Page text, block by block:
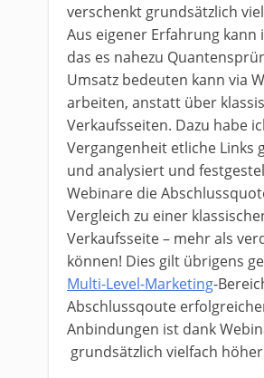
verschenkt grundsätzlich
Aus eigener Erfahrung kann
das es nahezu
Umsatz bedeuten kann via
arbeiten, anstatt über
Verkaufsseiten. Dazu habe
Vergangenheit etliche Links
und analysiert und
Webinare die
Vergleich zu einer
Verkaufsseite – mehr als
können! Dies gilt übrigens
Multi-Level-Marketing-
Abschlussqoute
Anbindungen ist dank
grundsätzlich vielfach